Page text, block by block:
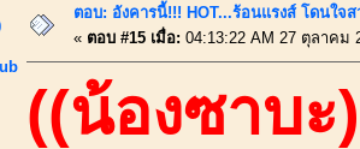
ตอบ: อังคารนี้!!! HOT...ร้อนแรงส์ โดนใจ
« ตอบ #15 เมื่อ: 04:13:22 AM 27 ตุลาคม
((น้องซาบะ